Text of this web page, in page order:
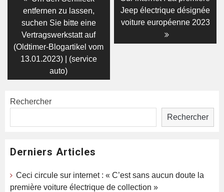
l’article
post:
entfernen zu lassen,
suchen Sie bitte eine
Vertragswerkstatt auf
(Oldtimer-Blogartikel vom
13.01.2023) | (service
auto)
post:
Jeep électrique désignée
voiture européenne 2023
Rechercher
Rechercher
Derniers Articles
Ceci circule sur internet : « C’est sans aucun doute la
première voiture électrique de collection »